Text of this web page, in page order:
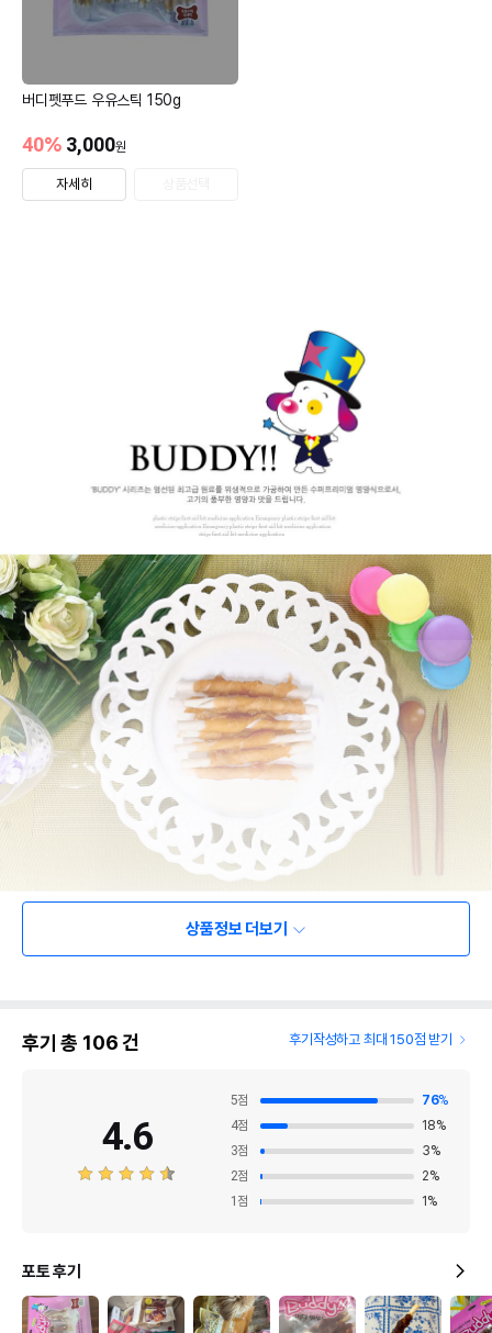
버디펫푸드 우유스틱 150g
3,000원
40%
자세히
상품정보 더보기
후기 총 106건 후기작성하고 최대 150점 받기
4.6
5점 76%
4점 18%
3점 3%
2점 2%
1 점 1 %
포토 후기